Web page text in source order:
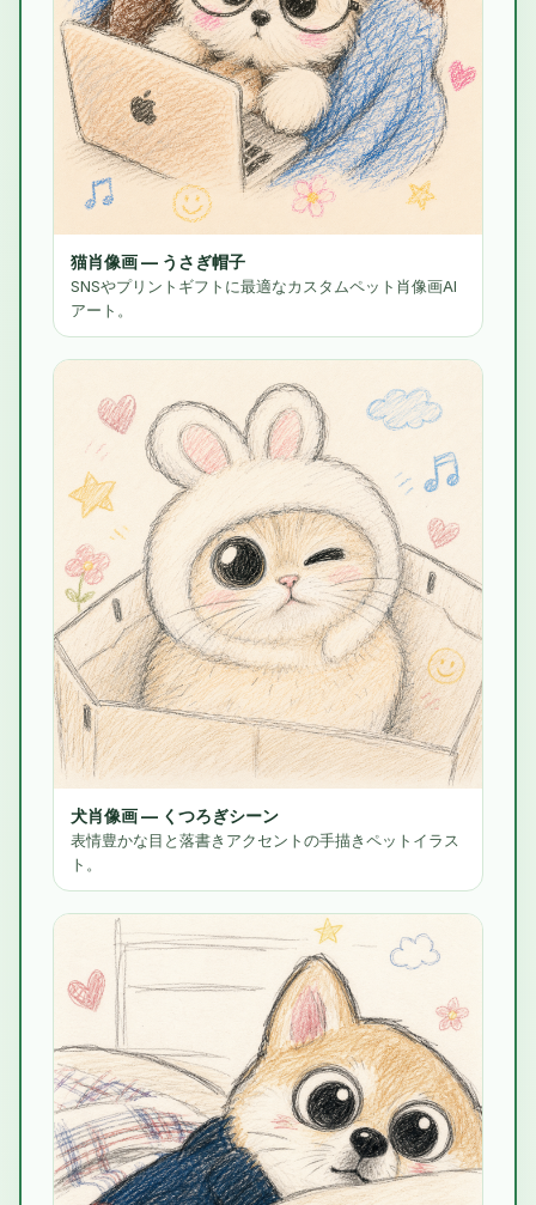
猫肖像画 — うさぎ帽子
SNSやプリントギフトに最適なカスタムペット肖像画AI
アート。
犬肖像画 — くつろぎシーン
表情豊かな目と落書きアクセントの手描きペットイラス
ト。